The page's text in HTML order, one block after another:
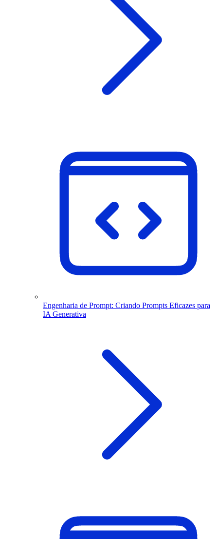
Engenharia de Prompt: Criando Prompts Eficazes para
IA Generativa